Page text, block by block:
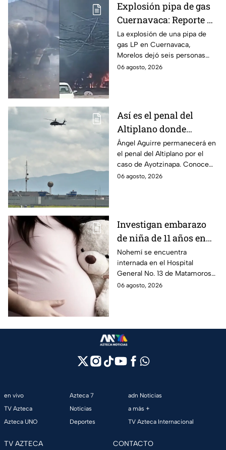
Explosión pipa de gas
Cuernavaca: Reporte de
víctimas tras estallido
en Morelos
La explosión de una pipa de
gas LP en Cuernavaca,
Morelos dejó seis personas
hospitalizadas. IMSS informó
06 agosto, 2026
Así es el penal del
Altiplano donde
permanecerá Ángel
Aguirre por caso
Ayotzinapa
Ángel Aguirre permanecerá en
el penal del Altiplano por el
caso de Ayotzinapa. Conoce
dónde está, cómo es esta
06 agosto, 2026
Investigan embarazo
de niña de 11 años en
Matamoros,
Tamaulipas; ¿qué pasó
con Nohemí?
Nohemí se encuentra
internada en el Hospital
General No. 13 de Matamoros
tras complicaciones por un
06 agosto, 2026
en vivo
TV Azteca
Azteca UNO
Azteca 7
Noticias
Deportes
adn Noticias
a más +
TV Azteca Internacional
TV AZTECA CONTACTO